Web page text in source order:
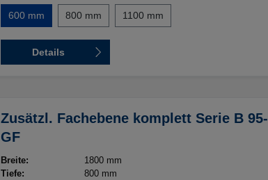
600 mm
800 mm 1100 mm
Details
Zusätzl. Fachebene komplett Serie B 95-
GF
Breite:
1800 mm
Tiefe:
800 mm